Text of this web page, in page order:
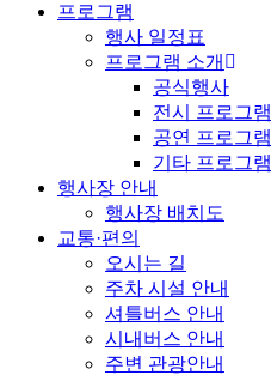
프로그램
행사 일정표
프로그램 소개
공식행사
전시 프로그램
공연 프로그램
기타 프로그램
행사장 안내
행사장 배치도
교통·편의
오시는 길
주차 시설 안내
셔틀버스 안내
시내버스 안내
주변 관광안내